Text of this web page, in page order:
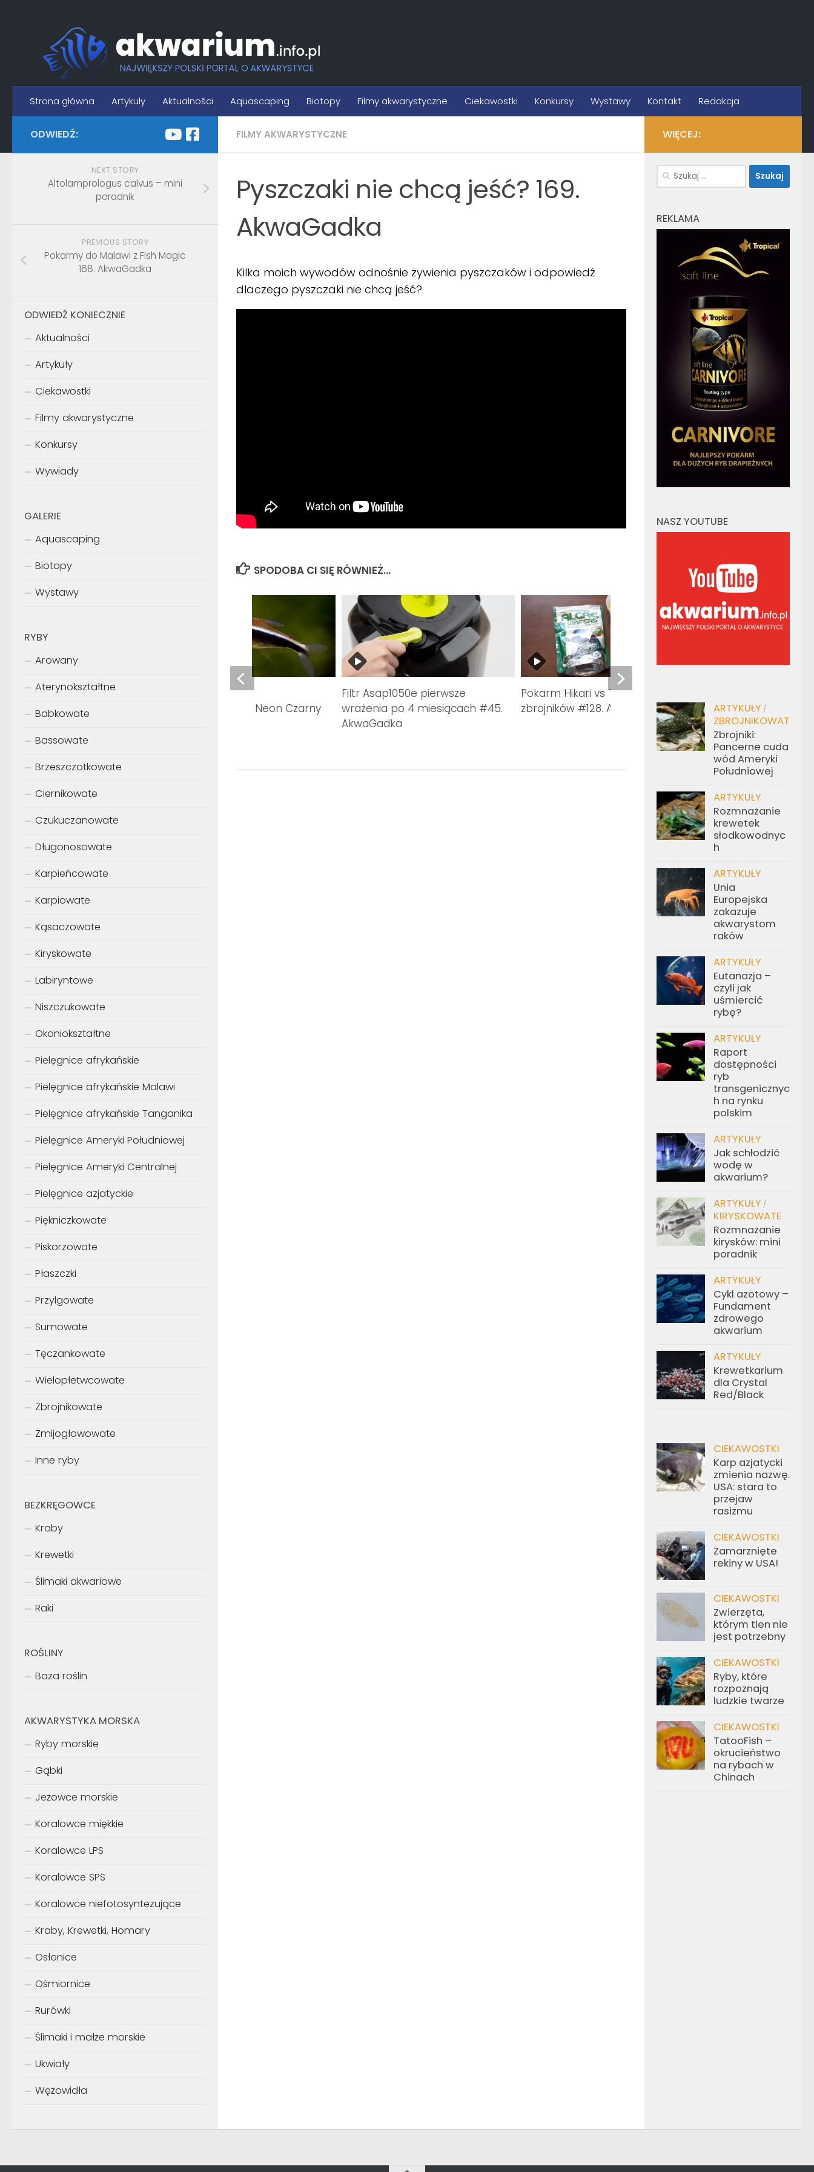
Strona główna Artykuły Aktualności Aquascaping Biotopy Filmy akwarystyczne Ciekawostki Konkursy Wystawy Kontakt Redakcja
FILMY AKWARYSTYCZNE
Pyszczaki nie chcą jeść? 169.
AkwaGadka
Kilka moich wywodów odnośnie żywienia pyszczaków i odpowiedź
dlaczego pyszczaki nie chcą jeść?
SPODOBA CI SIĘ RÓWNIEŻ...
Filtr Asap1050e pierwsze
wrażenia po 4 miesiącach #45.
AkwaGadka
Pokarm Hikari vs Tropical dla
zbrojników #128. AkwaGadka
AkwaGadka
Hyphessobrycon
herbertaxelrodi – Neon Czarny
ODWIEDŹ:
NEXT STORY
Altolamprologus calvus – mini
poradnik
PREVIOUS STORY
Pokarmy do Malawi z Fish Magic
168. AkwaGadka
ODWIEDŹ KONIECZNIE
Aktualności
Artykuły
Ciekawostki
Filmy akwarystyczne
Konkursy
Wywiady
GALERIE
Aquascaping
Biotopy
Wystawy
RYBY
Arowany
Aterynokształtne
Babkowate
Bassowate
Brzeszczotkowate
Ciernikowate
Czukuczanowate
Długonosowate
Karpieńcowate
Karpiowate
Kąsaczowate
Kiryskowate
Labiryntowe
Niszczukowate
Okoniokształtne
Pielęgnice afrykańskie
Pielęgnice afrykańskie Malawi
Pielęgnice afrykańskie Tanganika
Pielęgnice Ameryki Południowej
Pielęgnice Ameryki Centralnej
Pielęgnice azjatyckie
Piękniczkowate
Piskorzowate
Płaszczki
Przylgowate
Sumowate
Tęczankowate
Wielopłetwcowate
Zbrojnikowate
Żmijogłowowate
Inne ryby
BEZKRĘGOWCE
Kraby
Krewetki
Ślimaki akwariowe
Raki
ROŚLINY
Baza roślin
AKWARYSTYKA MORSKA
Ryby morskie
Gąbki
Jeżowce morskie
Koralowce miękkie
Koralowce LPS
Koralowce SPS
Koralowce niefotosyntezujące
Kraby, Krewetki, Homary
Osłonice
Ośmiornice
Rurówki
Ślimaki i małże morskie
Ukwiały
Wężowidła
WIĘCEJ:
Szukaj:
REKLAMA
NASZ YOUTUBE
ARTYKUŁY /
ZBROJNIKOWATE
Zbrojniki:
Pancerne cuda
wód Ameryki
Południowej
ARTYKUŁY
Rozmnażanie
krewetek
słodkowodnyc
h
ARTYKUŁY
Unia
Europejska
zakazuje
akwarystom
raków
ARTYKUŁY
Eutanazja –
czyli jak
uśmiercić
rybę?
ARTYKUŁY
Raport
dostępności
ryb
transgenicznyc
h na rynku
polskim
ARTYKUŁY
Jak schłodzić
wodę w
akwarium?
ARTYKUŁY /
KIRYSKOWATE
Rozmnażanie
kirysków: mini
poradnik
ARTYKUŁY
Cykl azotowy –
Fundament
zdrowego
akwarium
ARTYKUŁY
Krewetkarium
dla Crystal
Red/Black
CIEKAWOSTKI
Karp azjatycki
zmienia nazwę.
USA: stara to
przejaw
rasizmu
CIEKAWOSTKI
Zamarznięte
rekiny w USA!
CIEKAWOSTKI
Zwierzęta,
którym tlen nie
jest potrzebny
CIEKAWOSTKI
Ryby, które
rozpoznają
ludzkie twarze
CIEKAWOSTKI
TatooFish –
okrucieństwo
na rybach w
Chinach